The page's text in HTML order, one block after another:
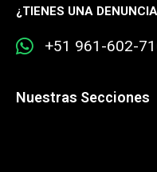
¿TIENES UNA
+51 961-602-
Nuestras Secciones